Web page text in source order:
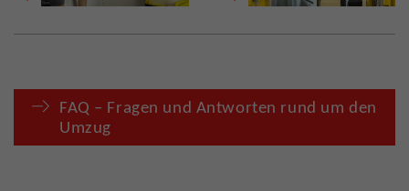
FAQ – Fragen und Antworten rund um den
Umzug